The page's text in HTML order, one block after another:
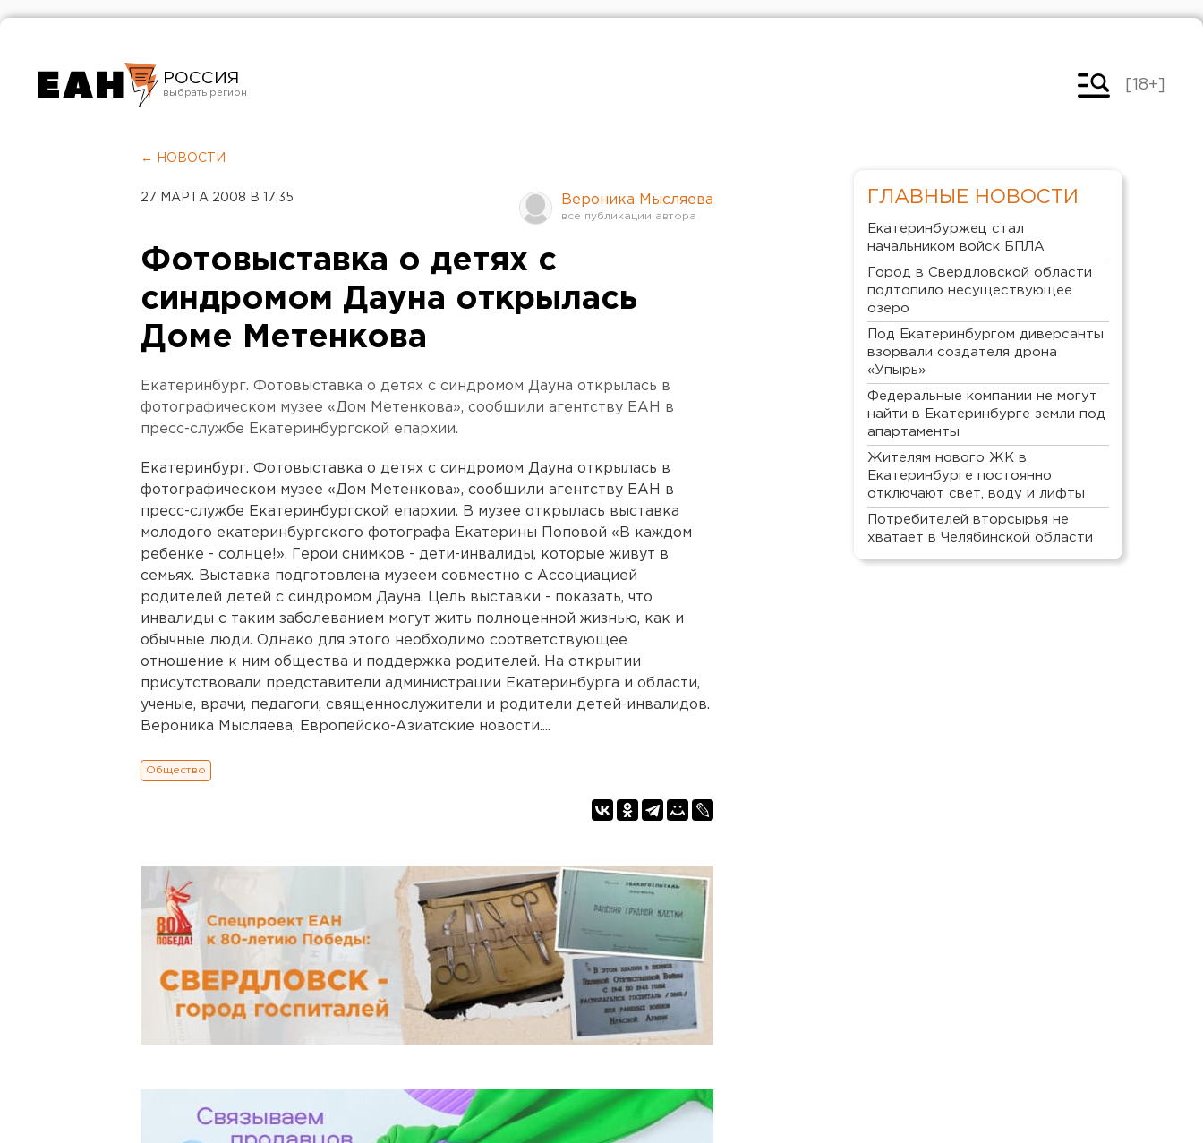
РОССИЯ
Челябинск
[18+]
← НОВОСТИ
27 МАРТА 2008 В 17:35 Вероника Мысляева
Фотовыставка о детях с
синдромом Дауна открылась
Доме Метенкова
Екатеринбург. Фотовыставка о детях с синдромом Дауна открылась в
фотографическом музее «Дом Метенкова», сообщили агентству ЕАН в
пресс-службе Екатеринбургской епархии.
Екатеринбург. Фотовыставка о детях с синдромом Дауна открылась в
фотографическом музее «Дом Метенкова», сообщили агентству ЕАН в
пресс-службе Екатеринбургской епархии. В музее открылась выставка
молодого екатеринбургского фотографа Екатерины Поповой «В каждом
ребенке - солнце!». Герои снимков - дети-инвалиды, которые живут в
семьях. Выставка подготовлена музеем совместно с Ассоциацией
родителей детей с синдромом Дауна. Цель выставки - показать, что
инвалиды с таким заболеванием могут жить полноценной жизнью, как и
обычные люди. Однако для этого необходимо соответствующее
отношение к ним общества и поддержка родителей. На открытии
присутствовали представители администрации Екатеринбурга и области,
ученые, врачи, педагоги, священнослужители и родители детей-инвалидов.
Вероника Мысляева, Европейско-Азиатские новости....
Общество
ГЛАВНЫЕ НОВОСТИ
Екатеринбуржец стал
начальником войск БПЛА
Город в Свердловской области
подтопило несуществующее
озеро
Под Екатеринбургом диверсанты
взорвали создателя дрона
«Упырь»
Федеральные компании не могут
найти в Екатеринбурге земли под
апартаменты
Жителям нового ЖК в
Екатеринбурге постоянно
отключают свет, воду и лифты
Потребителей вторсырья не
хватает в Челябинской области